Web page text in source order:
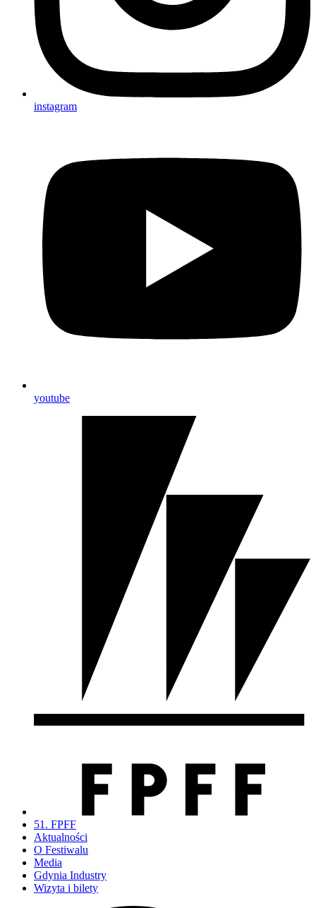
instagram
youtube
51. FPFF
Aktualności
O Festiwalu
Media
Gdynia Industry
Wizyta i bilety